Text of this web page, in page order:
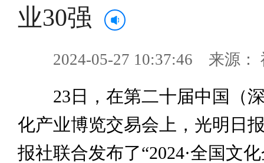
业30强
2024-05-27 10:37:46 来源：
23日，在第二十届中国（深
化产业博览交易会上，光明日
报社联合发布了“2024·全国文